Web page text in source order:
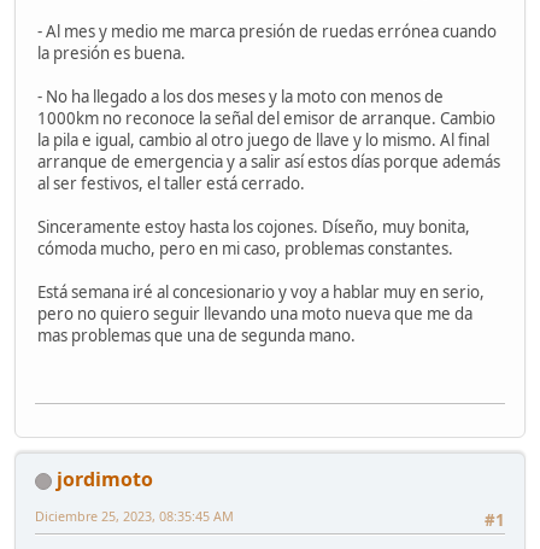
- Al mes y medio me marca presión de ruedas errónea cuando
la presión es buena.
- No ha llegado a los dos meses y la moto con menos de
1000km no reconoce la señal del emisor de arranque. Cambio
la pila e igual, cambio al otro juego de llave y lo mismo. Al final
arranque de emergencia y a salir así estos días porque además
al ser festivos, el taller está cerrado.
Sinceramente estoy hasta los cojones. Díseño, muy bonita,
cómoda mucho, pero en mi caso, problemas constantes.
Está semana iré al concesionario y voy a hablar muy en serio,
pero no quiero seguir llevando una moto nueva que me da
mas problemas que una de segunda mano.
jordimoto
#1
Diciembre 25, 2023, 08:35:45 AM